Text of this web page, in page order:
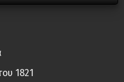
1821